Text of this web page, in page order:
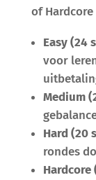
of
Easy (24
voor
Medium
Hard (20
rondes
Hardcore